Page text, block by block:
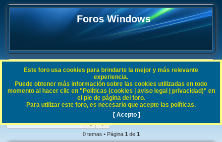
Foros Windows
FAQ
Índice general Procesos Windows
B
Procesos Windows
BuscarBúsqueda avanzada
0 temas • Página 1 de 1
Este foro usa cookies para brindarte la mejor y más relevante
experiencia.
Puede obtener más información sobre las cookies utilizadas en todo
momento al hacer clic en "Políticas (cookies | aviso legal | privacidad)" en
el pie de página del foro.
Para utilizar este foro, es necesario que acepte las políticas.
[ Acepto ]